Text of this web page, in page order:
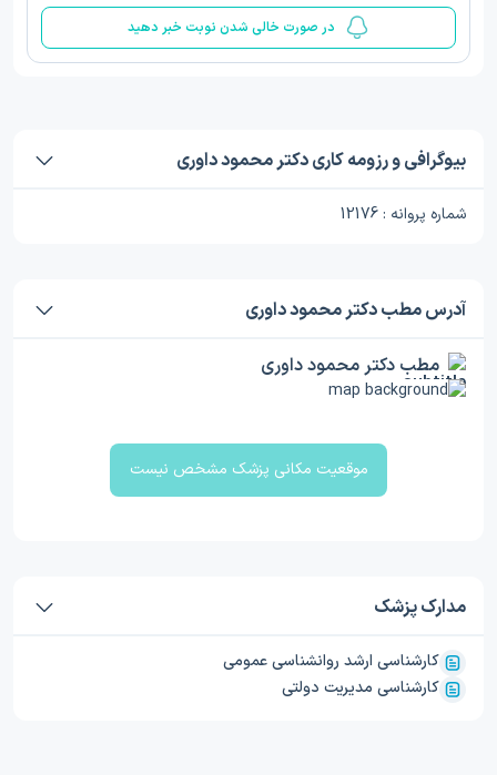
در صورت خالی شدن نوبت خبر دهید
بیوگرافی و رزومه کاری دکتر محمود داوری
شماره پروانه : 12176
آدرس مطب دکتر محمود داوری
مطب دکتر محمود داوری
موقعیت مکانی پزشک مشخص نیست
مدارک پزشک
کارشناسی ارشد روانشناسی عمومی
کارشناسی مدیریت دولتی